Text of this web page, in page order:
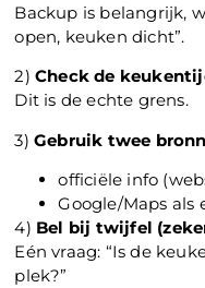
Backup is belangrijk,
open, keuken dicht”.
2)Check de
Dit is de echte grens.
3)Gebruik twee
officiële info
Google/Maps als
4) Bel bij twijfel
Eén vraag: “Is de
plek?”